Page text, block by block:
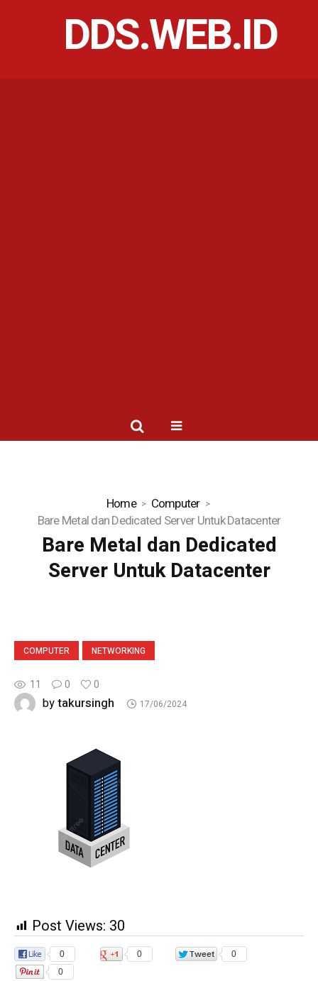
DDS.WEB.ID
Home
Computer
Bare Metal dan Dedicated Server Untuk Datacenter
Bare Metal dan Dedicated
Server Untuk Datacenter
COMPUTER NETWORKING
11 0 0
bytakursingh 17/06/2024
Post Views: 30
0 0
0
0